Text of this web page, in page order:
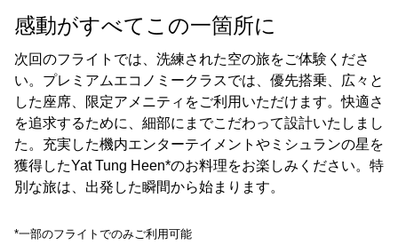
感動がすべてこの一箇所に
次回のフライトでは、洗練された空の旅をご体験くださ
い。プレミアムエコノミークラスでは、優先搭乗、広々と
した座席、限定アメニティをご利用いただけます。快適さ
を追求するために、細部にまでこだわって設計いたしまし
た。充実した機内エンターテイメントやミシュランの星を
獲得したYat Tung Heen*のお料理をお楽しみください。特
別な旅は、出発した瞬間から始まります。
*一部のフライトでのみご利用可能